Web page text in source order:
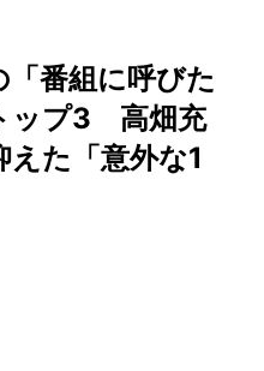
番組に呼びた
ップ3 高畑充
た「意外な1